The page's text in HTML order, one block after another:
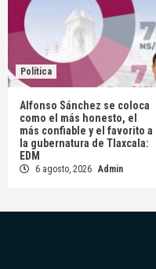
Política
Alfonso Sánchez se coloca
como el más honesto, el
más confiable y el favorito a
la gubernatura de Tlaxcala:
EDM
6 agosto, 2026 Admin